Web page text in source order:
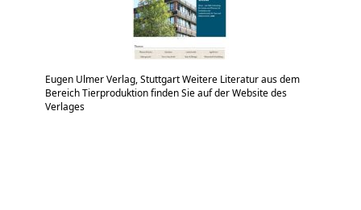
Eugen Ulmer Verlag, Stuttgart Weitere Literatur aus dem
Bereich Tierproduktion finden Sie auf der Website des
Verlages